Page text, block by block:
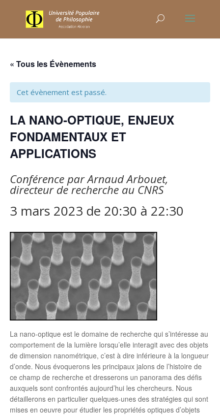
« Tous les Évènements
Cet évènement est passé.
LA NANO-OPTIQUE, ENJEUX
FONDAMENTAUX ET
APPLICATIONS
Conférence par Arnaud Arbouet,
directeur de recherche au CNRS
3 mars 2023 de 20:30 à 22:30
La nano-optique est le domaine de recherche qui s’intéresse au
comportement de la lumière lorsqu’elle interagit avec des objets
de dimension nanométrique, c’est à dire inférieure à la longueur
d’onde. Nous évoquerons les principaux jalons de l’histoire de
ce champ de recherche et dresserons un panorama des défis
auxquels sont confrontés aujourd’hui les chercheurs. Nous
détaillerons en particulier quelques-unes des stratégies qui sont
mises en oeuvre pour étudier les propriétés optiques d’objets